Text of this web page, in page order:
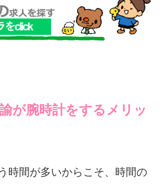
が腕時計をするメリッ
時間が多いからこそ、時間の